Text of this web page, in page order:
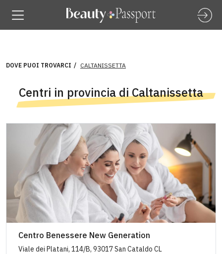
DOVE PUOI TROVARCI CALTANISSETTA
Centri in provincia di Caltanissetta
Centro Benessere New Generation
Viale dei Platani, 114/B, 93017 San Cataldo CL